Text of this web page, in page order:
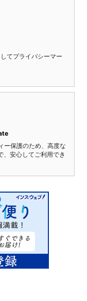
てプライバシーマー
ー保護のため、高度な
、安心してご利用でき